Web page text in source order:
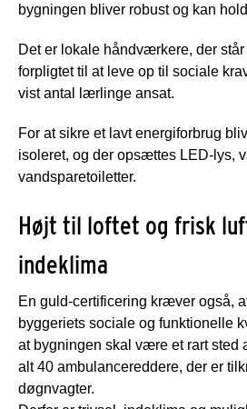
bygningen bliver robust og kan
Det er lokale håndværkere, der
forpligtet til at leve op til sociale
vist antal lærlinge ansat.
For at sikre et lavt energiforbrug
isoleret, og der opsættes LED-lys,
vandsparetoiletter.
Højt til loftet og frisk
indeklima
En guld-certificering kræver også,
byggeriets sociale og funktionelle
at bygningen skal være et rart sted
alt 40 ambulancereddere, der er
døgnvagter.